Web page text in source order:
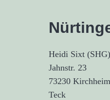
Heidi Sixt (SHG)
Jahnstr. 23
73230
Teck